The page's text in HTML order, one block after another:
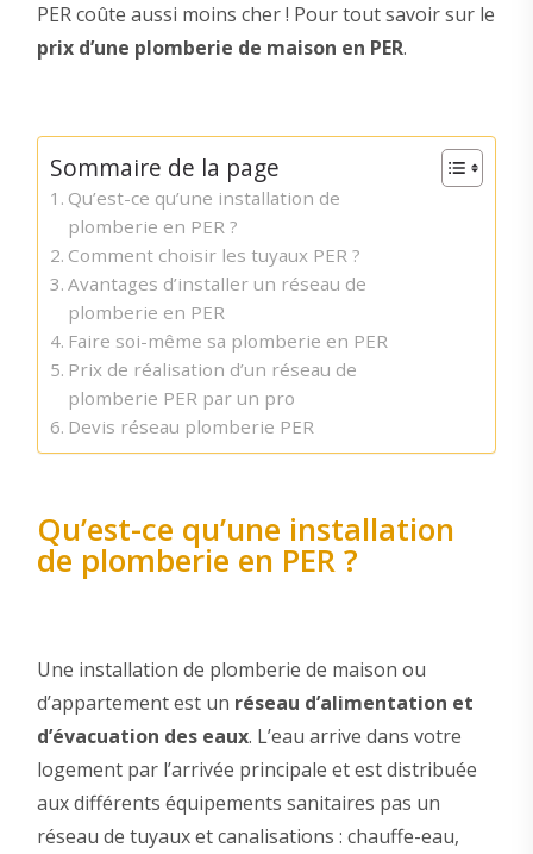
PER coûte aussi moins cher ! Pour tout savoir sur le
prix d’une plomberie de maison en PER.
Sommaire de la page
Qu’est-ce qu’une installation de
plomberie en PER ?
Comment choisir les tuyaux PER ?
Avantages d’installer un réseau de
plomberie en PER
Faire soi-même sa plomberie en PER
Prix de réalisation d’un réseau de
plomberie PER par un pro
Devis réseau plomberie PER
Qu’est-ce qu’une installation
de plomberie en PER ?
Une installation de plomberie de maison ou
d’appartement est un réseau d’alimentation et
d’évacuation des eaux. L’eau arrive dans votre
logement par l’arrivée principale et est distribuée
aux différents équipements sanitaires pas un
réseau de tuyaux et canalisations : chauffe-eau,